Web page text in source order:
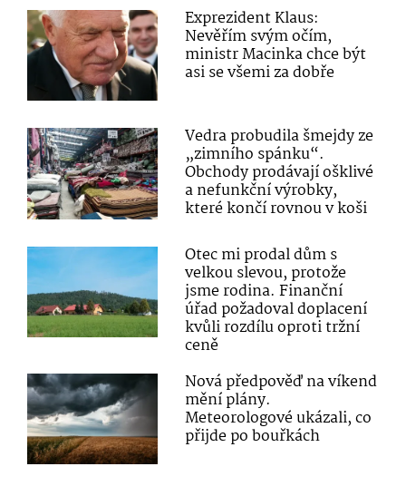
Exprezident Klaus:
Nevěřím svým očím,
ministr Macinka chce být
asi se všemi za dobře
Vedra probudila šmejdy ze
„zimního spánku“.
Obchody prodávají ošklivé
a nefunkční výrobky,
které končí rovnou v koši
Otec mi prodal dům s
velkou slevou, protože
jsme rodina. Finanční
úřad požadoval doplacení
kvůli rozdílu oproti tržní
ceně
Nová předpověď na víkend
mění plány.
Meteorologové ukázali, co
přijde po bouřkách